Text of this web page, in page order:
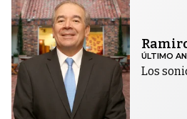
ÚLTIMO
Los